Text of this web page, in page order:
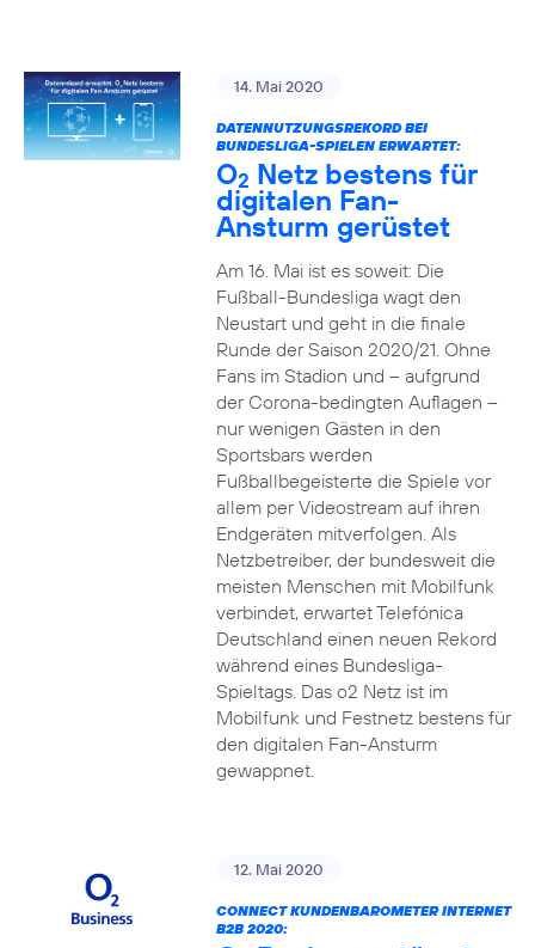
14. Mai 2020
DATENNUTZUNGSREKORD BEI
BUNDESLIGA-SPIELEN ERWARTET:
O2 Netz bestens für
digitalen Fan-
Ansturm gerüstet
Am 16. Mai ist es soweit: Die
Fußball-Bundesliga wagt den
Neustart und geht in die finale
Runde der Saison 2020/21. Ohne
Fans im Stadion und – aufgrund
der Corona-bedingten Auflagen –
nur wenigen Gästen in den
Sportsbars werden
Fußballbegeisterte die Spiele vor
allem per Videostream auf ihren
Endgeräten mitverfolgen. Als
Netzbetreiber, der bundesweit die
meisten Menschen mit Mobilfunk
verbindet, erwartet Telefónica
Deutschland einen neuen Rekord
während eines Bundesliga-
Spieltags. Das o2 Netz ist im
Mobilfunk und Festnetz bestens für
den digitalen Fan-Ansturm
gewappnet.
12. Mai 2020
CONNECT KUNDENBAROMETER INTERNET
B2B 2020: